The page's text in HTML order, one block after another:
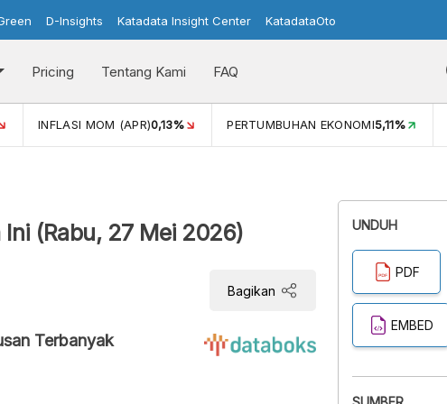
D-Insights Katadata Insight Center KatadataOto
Pricing Tentang Kami FAQ
INFLASI MOM (APR)0,13% PERTUMBUHAN EKONOMI5,11%
(Rabu, 27 Mei 2026)
Bagikan
Terbanyak
UNDUH
PDF
EMBED